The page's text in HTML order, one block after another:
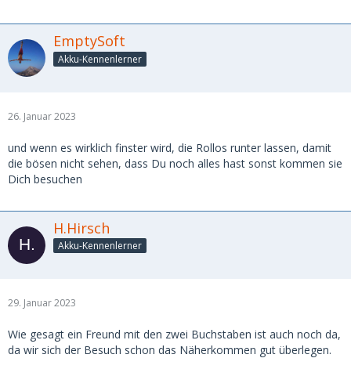
EmptySoft
Akku-Kennenlerner
26. Januar 2023
und wenn es wirklich finster wird, die Rollos runter lassen, damit
die bösen nicht sehen, dass Du noch alles hast sonst kommen sie
Dich besuchen
H.Hirsch
Akku-Kennenlerner
29. Januar 2023
Wie gesagt ein Freund mit den zwei Buchstaben ist auch noch da,
da wir sich der Besuch schon das Näherkommen gut überlegen.